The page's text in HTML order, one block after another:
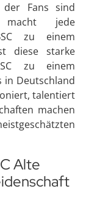
der Fans sind
jede
zu einem
diese starke
zu einem
in Deutschland
talentiert
machen
Alte